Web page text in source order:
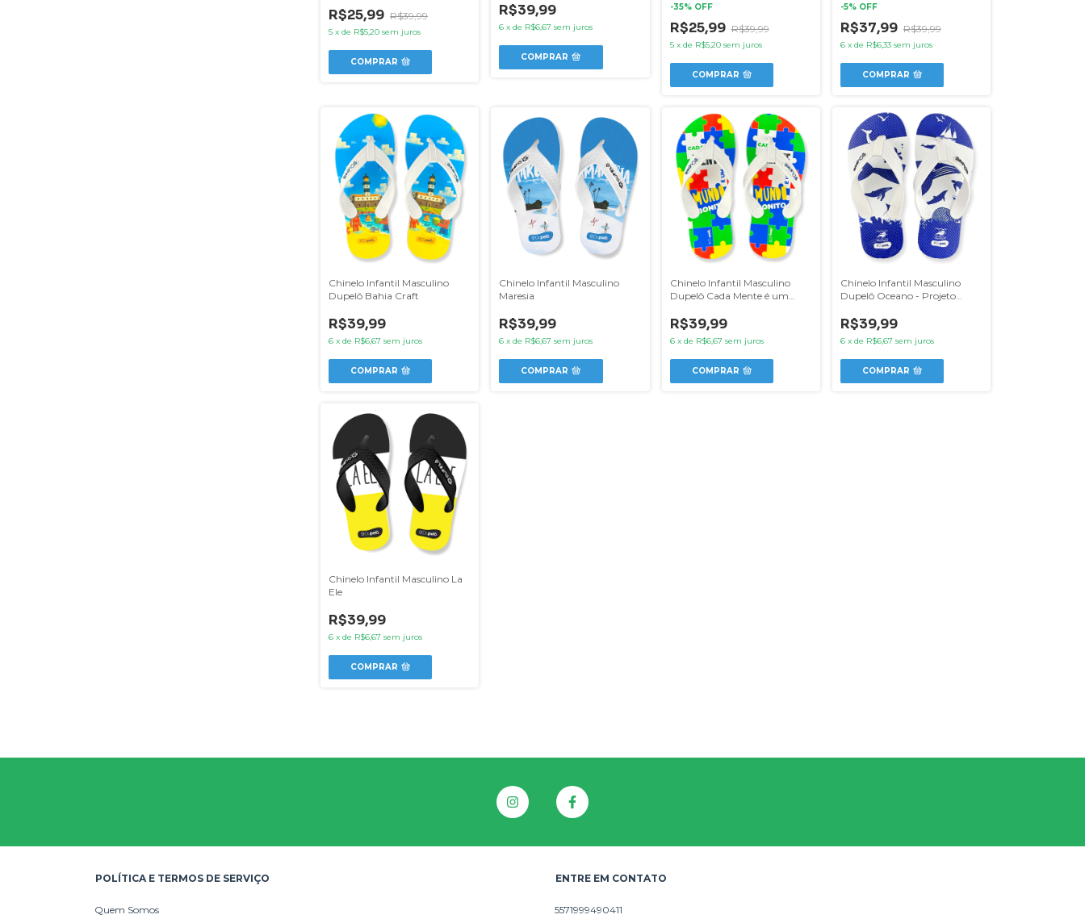
R$25,99 R$39,99
5 x de R$5,20 sem juros
COMPRAR
R$39,99
6 xde R$6,67 sem juros
COMPRAR
-35% OFF
R$25,99 R$39,99
5 x de R$5,20 sem juros
COMPRAR
-5% OFF
R$37,99 R$39,99
6 x de R$6,33 sem juros
COMPRAR
Chinelo Infantil Masculino
Dupelô Bahia Craft
R$39,99
6 x de R$6,67 sem juros
COMPRAR
Chinelo Infantil Masculino
Maresia
R$39,99
6 xde R$6,67 sem juros
COMPRAR
Chinelo Infantil Masculino
Dupelô Cada Mente é um
R$39,99
6 x de R$6,67 sem juros
COMPRAR
Chinelo Infantil Masculino
Dupelô Oceano - Projeto
R$39,99
6 x de R$6,67 sem juros
COMPRAR
Chinelo Infantil Masculino La
Ele
R$39,99
6 x de R$6,67 sem juros
COMPRAR
POLÍTICA E TERMOS DE SERVIÇO
Quem Somos
ENTRE EM CONTATO
5571999490411